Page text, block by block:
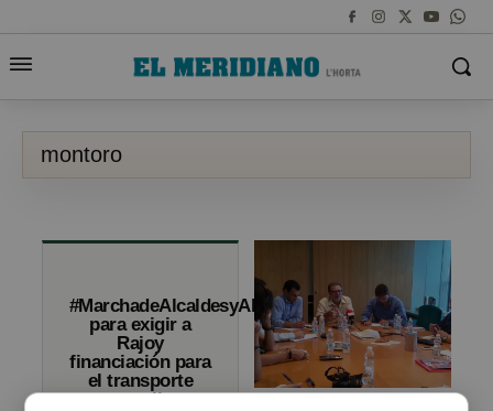
montoro
#MarchadeAlcaldesyAlcaldesas
para exigir a
Rajoy
financiación para
el transporte
metropolitano